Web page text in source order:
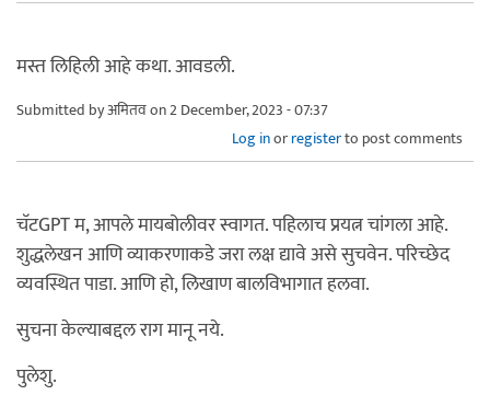
मस्त लिहिली आहे कथा. आवडली.
Submitted byअमितवon 2 December, 2023 - 07:37
Log inorregisterto post comments
चॅटGPT म, आपले मायबोलीवर स्वागत. पहिलाच प्रयत्न चांगला आहे.
शुद्धलेखन आणि व्याकरणाकडे जरा लक्ष द्यावे असे सुचवेन. परिच्छेद
व्यवस्थित पाडा. आणि हो, लिखाण बालविभागात हलवा.
सुचना केल्याबद्दल राग मानू नये.
पुलेशु.